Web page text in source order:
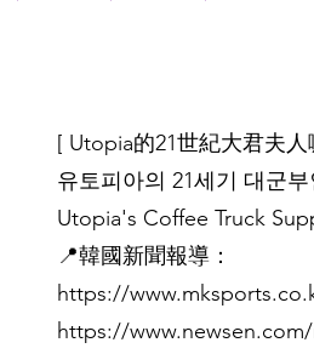
[ Utopia的21世紀大君夫
유토피아의 21세기 대군
Utopia's Coffee Truck
📍韓國新聞報導：
https://
https://www.newsen.com/